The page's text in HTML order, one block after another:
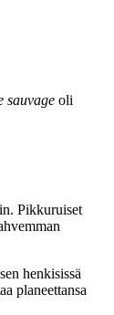
sauvage oli
Pikkuruiset
henkisissä
planeettansa